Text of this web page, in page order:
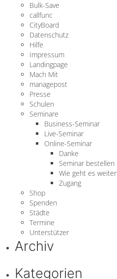
Bulk-Save
callfunc
CityBoard
Datenschutz
Hilfe
Impressum
Landingpage
Mach Mit
managepost
Presse
Schulen
Seminare
Business-Seminar
Live-Seminar
Online-Seminar
Danke
Seminar bestellen
Wie geht es weiter
Zugang
Shop
Spenden
Städte
Termine
Unterstützer
Archiv
Kategorien